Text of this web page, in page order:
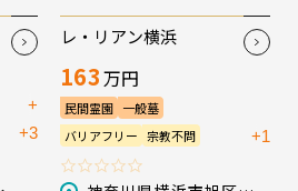
+
+3
レ・リアン横浜
163万円
民間霊園 一般墓
バリアフリー 宗教不問
生前申込可
法要施設
駐車場
+1